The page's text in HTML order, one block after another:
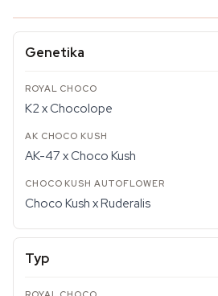
Genetika
K2 x Chocolope
AK-47 x Choco Kush
Choco Kush x Ruderalis
Typ